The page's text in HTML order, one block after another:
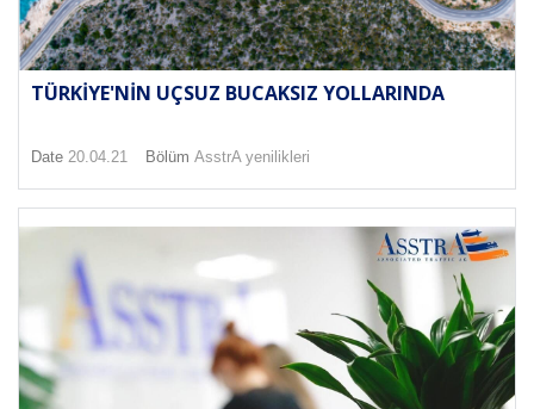
TÜRKIYE'NIN UÇSUZ BUCAKSIZ YOLLARINDA
Date 20.04.21 Bölüm AsstrA yenilikleri